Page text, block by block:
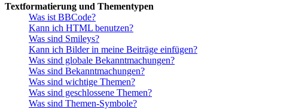
Textformatierung und Thementypen
Was ist BBCode?
Kann ich HTML benutzen?
Was sind Smileys?
Kann ich Bilder in meine Beiträge einfügen?
Was sind globale Bekanntmachungen?
Was sind Bekanntmachungen?
Was sind wichtige Themen?
Was sind geschlossene Themen?
Was sind Themen-Symbole?